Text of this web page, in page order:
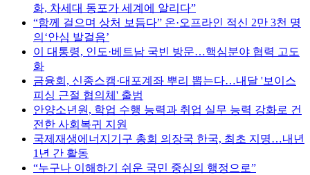
화, 차세대 동포가 세계에 알리다”
“함께 걸으며 상처 보듬다” 온·오프라인 적신 2만 3천 명
의‘안심 발걸음’
이 대통령, 인도·베트남 국빈 방문…핵심분야 협력 고도
화
금융회, 신종스캠·대포계좌 뿌리 뽑는다…내달 '보이스
피싱 근절 협의체' 출범
안양소년원, 학업 수행 능력과 취업 실무 능력 강화로 건
전한 사회복귀 지원
국제재생에너지기구 총회 의장국 한국, 최초 지명…내년
1년 간 활동
“누구나 이해하기 쉬운 국민 중심의 행정으로”